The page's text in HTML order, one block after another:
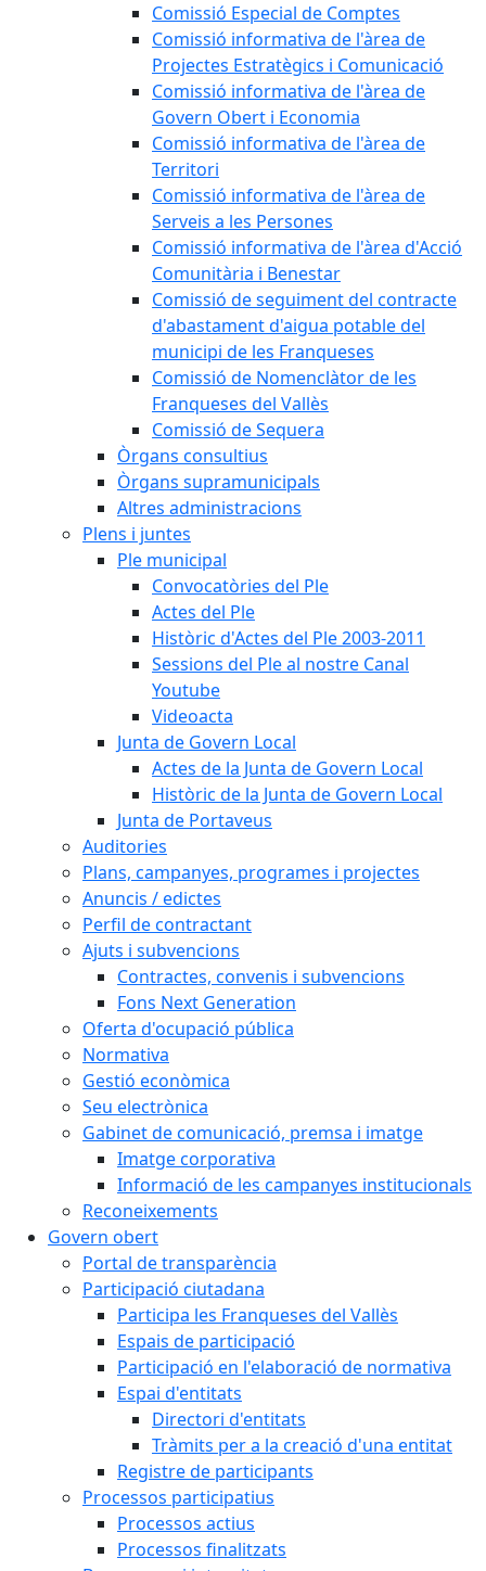
Comissió Especial de Comptes
Comissió informativa de l'àrea de
Projectes Estratègics i Comunicació
Comissió informativa de l'àrea de
Govern Obert i Economia
Comissió informativa de l'àrea de
Territori
Comissió informativa de l'àrea de
Serveis a les Persones
Comissió informativa de l'àrea d'Acció
Comunitària i Benestar
Comissió de seguiment del contracte
d'abastament d'aigua potable del
municipi de les Franqueses
Comissió de Nomenclàtor de les
Franqueses del Vallès
Comissió de Sequera
Òrgans consultius
Òrgans supramunicipals
Altres administracions
Plens i juntes
Ple municipal
Convocatòries del Ple
Actes del Ple
Històric d'Actes del Ple 2003-2011
Sessions del Ple al nostre Canal
Youtube
Videoacta
Junta de Govern Local
Actes de la Junta de Govern Local
Històric de la Junta de Govern Local
Junta de Portaveus
Auditories
Plans, campanyes, programes i projectes
Anuncis / edictes
Perfil de contractant
Ajuts i subvencions
Contractes, convenis i subvencions
Fons Next Generation
Oferta d'ocupació pública
Normativa
Gestió econòmica
Seu electrònica
Gabinet de comunicació, premsa i imatge
Imatge corporativa
Informació de les campanyes institucionals
Reconeixements
Govern obert
Portal de transparència
Participació ciutadana
Participa les Franqueses del Vallès
Espais de participació
Participació en l'elaboració de normativa
Espai d'entitats
Directori d'entitats
Tràmits per a la creació d'una entitat
Registre de participants
Processos participatius
Processos actius
Processos finalitzats